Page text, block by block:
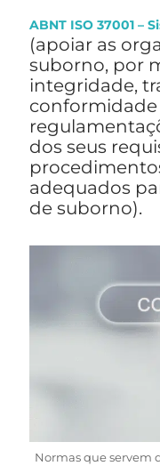
ABNT ISO 37001 –
(apoiar as
suborno, por
integridade,
conformidade
dos seus
adequados
de suborno).
Normas que servem